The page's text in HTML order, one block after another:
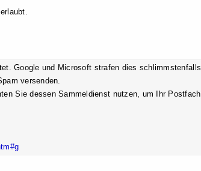
Google und Microsoft strafen dies schlimmstenfalls
versenden.
Sie dessen Sammeldienst nutzen, um Ihr Postfach